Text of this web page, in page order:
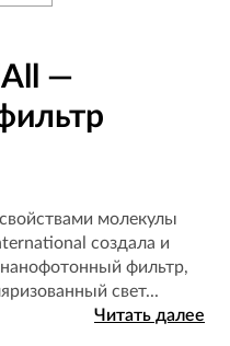
—
молекулы
создала и
фильтр,
свет...
Читать далее